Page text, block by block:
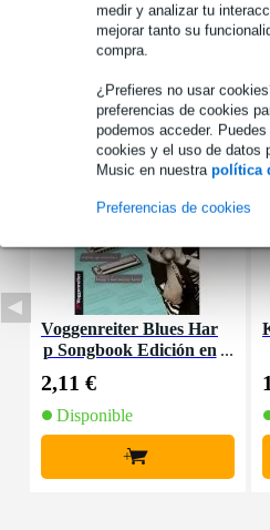
medir y analizar tu
mejorar tanto su
compra.
¿Prefieres no usar
preferencias de cookies
podemos acceder.
cookies y el uso de datos
Music en nuestra política
Preferencias de cookies
Especificaciones completas
Accesorios (10)
Voggenreiter Blues Har
p Songbook Edición en
2,11 €
Disponible
+